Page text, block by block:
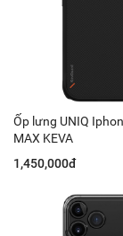
Ốp lưng UNIQ
MAX KEVA
1,450,000đ